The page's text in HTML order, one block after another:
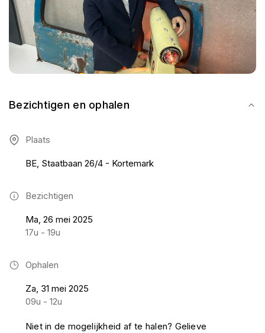
Bezichtigen en ophalen
Plaats
BE, Staatbaan 26/4 - Kortemark
Bezichtigen
Ma, 26 mei 2025
17u - 19u
Ophalen
Za, 31 mei 2025
09u - 12u
Niet in de mogelijkheid af te halen? Gelieve